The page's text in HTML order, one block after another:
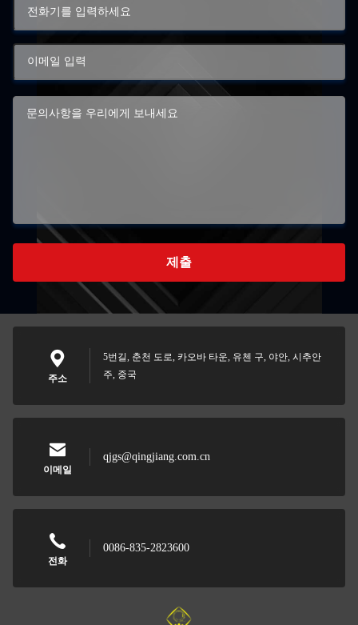
제출
주소
5번길, 춘천 도로, 카오바 타운, 유첸 구, 야안, 시추안
주, 중국
이메일
qjgs@qingjiang.com.cn
전화
0086-835-2823600